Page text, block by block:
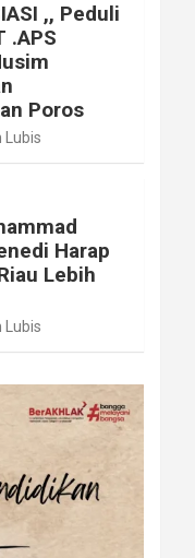
,, Peduli
.APS
Poros
Lubis
Harap
Lebih
Lubis